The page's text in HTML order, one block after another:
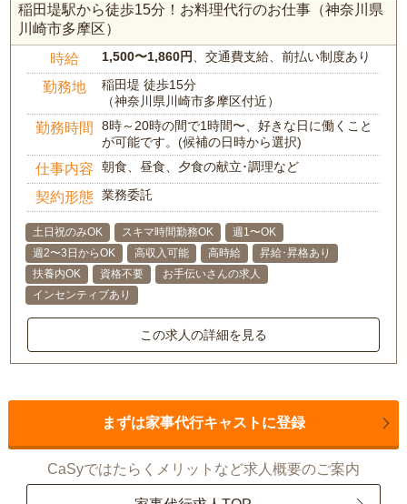
稲田堤駅から徒歩15分！お料理代行のお仕事（神奈川県
川崎市多摩区）
時給 1,500〜1,860円 、交通費支給、前払い制度あり
勤務地
稲田堤 徒歩15分
（神奈川県川崎市多摩区付近）
勤務時間
8時～20時の間で1時間〜、好きな日に働くこと
が可能です。(候補の日時から選択)
仕事内容 朝食、昼食、夕食の献立･調理など
契約形態 業務委託
土日祝のみOK スキマ時間勤務OK
週1〜OK
週2〜3日からOK
高収入可能 高時給
昇給･昇格あり
扶養内OK
資格不要
お手伝いさんの求人
インセンティブあり
この求人の詳細を見る
まずは家事代行キャストに登録
CaSyではたらくメリットなど求人概要のご案内